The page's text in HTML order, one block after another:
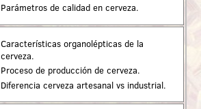
Parámetros de calidad en cerveza.
Características organolépticas de la
cerveza.
Proceso de producción de cerveza.
Diferencia cerveza artesanal vs industrial.